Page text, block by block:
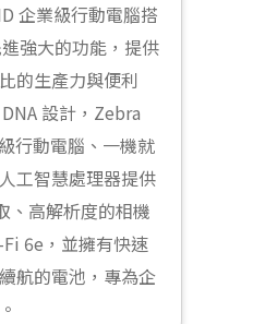
企業級行動電腦搭
強大的功能，提供
的生產力與便利
設計，Zebra
行動電腦、一機就
工智慧處理器提供
、高解析度的相機
6e，並擁有快速
航的電池，專為企